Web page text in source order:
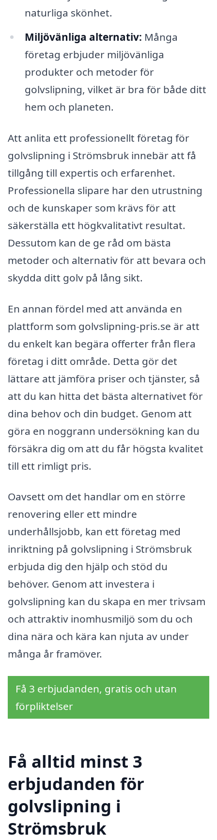
naturliga skönhet.
Miljövänliga alternativ: Många
företag erbjuder miljövänliga
produkter och metoder för
golvslipning, vilket är bra för både ditt
hem och planeten.
Att anlita ett professionellt företag för
golvslipning i Strömsbruk innebär att få
tillgång till expertis och erfarenhet.
Professionella slipare har den utrustning
och de kunskaper som krävs för att
säkerställa ett högkvalitativt resultat.
Dessutom kan de ge råd om bästa
metoder och alternativ för att bevara och
skydda ditt golv på lång sikt.
En annan fördel med att använda en
plattform som golvslipning-pris.se är att
du enkelt kan begära offerter från flera
företag i ditt område. Detta gör det
lättare att jämföra priser och tjänster, så
att du kan hitta det bästa alternativet för
dina behov och din budget. Genom att
göra en noggrann undersökning kan du
försäkra dig om att du får högsta kvalitet
till ett rimligt pris.
Oavsett om det handlar om en större
renovering eller ett mindre
underhållsjobb, kan ett företag med
inriktning på golvslipning i Strömsbruk
erbjuda dig den hjälp och stöd du
behöver. Genom att investera i
golvslipning kan du skapa en mer trivsam
och attraktiv inomhusmiljö som du och
dina nära och kära kan njuta av under
många år framöver.
Få 3 erbjudanden, gratis och utan
förpliktelser
Få alltid minst 3
erbjudanden för
golvslipning i
Strömsbruk